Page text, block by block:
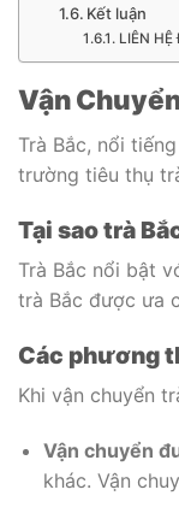
Kết luận
LIÊN
Vận
Trà Bắc, nổi
trường tiêu thụ
Tại sao trà
Trà Bắc nổi bật
trà Bắc được ưa
Các phương
Khi vận chuyển
Vận chuyển
khác. Vận